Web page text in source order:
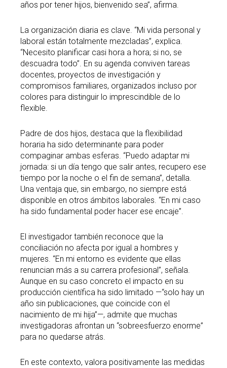
años por tener hijos, bienvenido sea”, afirma.
La organización diaria es clave. “Mi vida personal y
laboral están totalmente mezcladas”, explica.
“Necesito planificar casi hora a hora; si no, se
descuadra todo”. En su agenda conviven tareas
docentes, proyectos de investigación y
compromisos familiares, organizados incluso por
colores para distinguir lo imprescindible de lo
flexible.
Padre de dos hijos, destaca que la flexibilidad
horaria ha sido determinante para poder
compaginar ambas esferas. “Puedo adaptar mi
jornada: si un día tengo que salir antes, recupero ese
tiempo por la noche o el fin de semana”, detalla.
Una ventaja que, sin embargo, no siempre está
disponible en otros ámbitos laborales. “En mi caso
ha sido fundamental poder hacer ese encaje”.
El investigador también reconoce que la
conciliación no afecta por igual a hombres y
mujeres. “En mi entorno es evidente que ellas
renuncian más a su carrera profesional”, señala.
Aunque en su caso concreto el impacto en su
producción científica ha sido limitado —“solo hay un
año sin publicaciones, que coincide con el
nacimiento de mi hija”—, admite que muchas
investigadoras afrontan un “sobreesfuerzo enorme”
para no quedarse atrás.
En este contexto, valora positivamente las medidas